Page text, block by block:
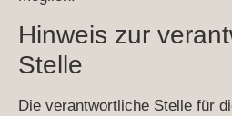
Hinweis zur
Stelle
Die verantwortliche Stelle für